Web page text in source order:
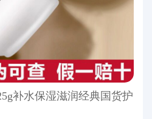
补水保湿滋润经典国货护